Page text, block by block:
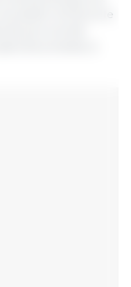
œufs (+43 %) et le
de prix ont été
de produits, à